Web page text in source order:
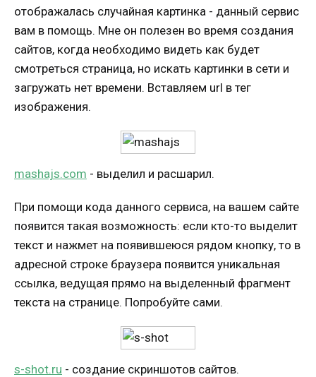
отображалась случайная картинка - данный сервис
вам в помощь. Мне он полезен во время создания
сайтов, когда необходимо видеть как будет
смотреться страница, но искать картинки в сети и
загружать нет времени. Вставляем url в тег
изображения.
mashajs.com - выделил и расшарил.
При помощи кода данного сервиса, на вашем сайте
появится такая возможность: если кто-то выделит
текст и нажмет на появившеюся рядом кнопку, то в
адресной строке браузера появится уникальная
ссылка, ведущая прямо на выделенный фрагмент
текста на странице. Попробуйте сами.
s-shot.ru - создание скриншотов сайтов.